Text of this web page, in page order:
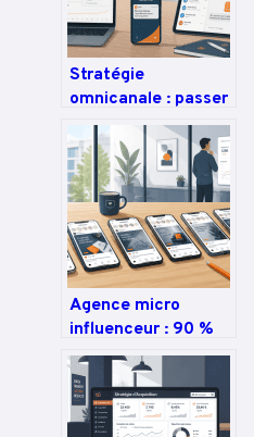
Stratégie
omnicanale : passer
de 5 à 10 canaux
pour dominer la
relation client
Agence micro
influenceur : 90 %
de confiance, 4
piliers pour
rentabiliser vos
campagnes